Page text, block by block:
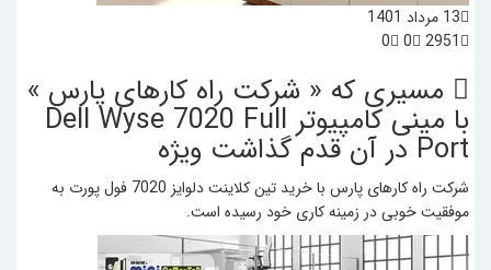
13 مرداد 1401
2951
0
0
مسیری که « شرکت راه کارهای پارس »
با مینی کامپیوتر Dell Wyse 7020 Full
Port در آن قدم گذاشت ویژه
شرکت راه کارهای پارس با خرید تین کلاینت دلوایز 7020 فول پورت به
موفقیت خوبی در زمینه کاری خود رسیده است.